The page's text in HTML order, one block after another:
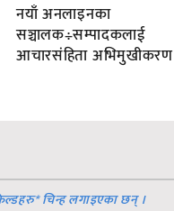
नयाँ अनलाइनका
सञ्चालक÷सम्पादकलाई
आचारसंहिता अभिमुखीकरण
*चिन्ह लगाइएका छन् ।